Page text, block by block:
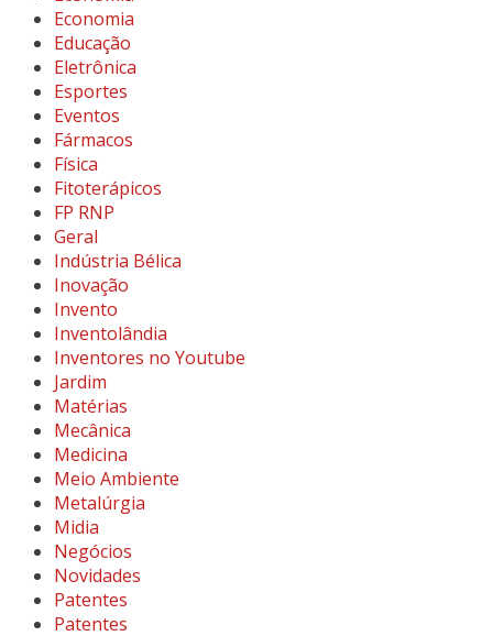
Economia
Educação
Eletrônica
Esportes
Eventos
Fármacos
Física
Fitoterápicos
FP RNP
Geral
Indústria Bélica
Inovação
Invento
Inventolândia
Inventores no Youtube
Jardim
Matérias
Mecânica
Medicina
Meio Ambiente
Metalúrgia
Midia
Negócios
Novidades
Patentes
Patentes